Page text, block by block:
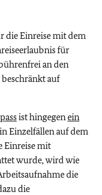
die Einreise mit dem
für
an den
auf
ist hingegenein
Einzelfällen auf dem
Einreise mit
wurde, wird wie
die
die